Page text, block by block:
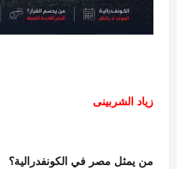
زياد الشربينى
من يمثل مصر في الكونفدرالية؟